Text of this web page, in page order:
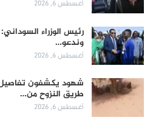
أغسطس 6, 2026
رئيس الوزراء
وندعو…
أغسطس 6, 2026
طريق النزوح من…
أغسطس 6, 2026